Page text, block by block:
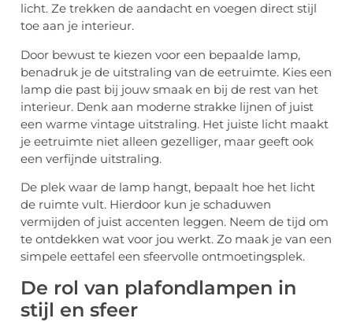
licht. Ze trekken de aandacht en voegen direct stijl
toe aan je interieur.
Door bewust te kiezen voor een bepaalde lamp,
benadruk je de uitstraling van de eetruimte. Kies een
lamp die past bij jouw smaak en bij de rest van het
interieur. Denk aan moderne strakke lijnen of juist
een warme vintage uitstraling. Het juiste licht maakt
je eetruimte niet alleen gezelliger, maar geeft ook
een verfijnde uitstraling.
De plek waar de lamp hangt, bepaalt hoe het licht
de ruimte vult. Hierdoor kun je schaduwen
vermijden of juist accenten leggen. Neem de tijd om
te ontdekken wat voor jou werkt. Zo maak je van een
simpele eettafel een sfeervolle ontmoetingsplek.
De rol van plafondlampen in
stijl en sfeer